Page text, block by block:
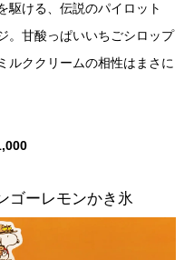
駆ける、伝説のパイロット
。甘酸っぱいいちごシロップ
ルククリームの相性はまさに
ゴーレモンかき氷